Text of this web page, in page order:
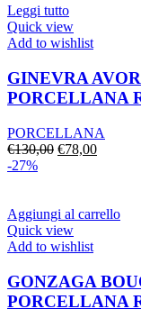
€785,00.
Leggi tutto
Quick view
Add to wishlist
GINEVRA
PORCELLANA
PORCELLANA
€130,00 Il
€130,00.
€78,00Il
€78,00.
-27%
Aggiungi al carrello
Quick view
Add to wishlist
GONZAGA
PORCELLANA